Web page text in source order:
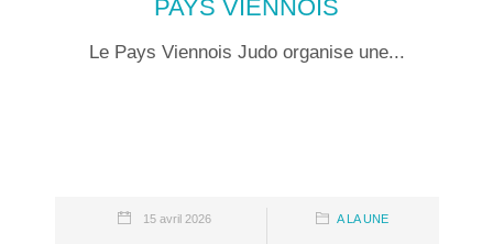
PAYS VIENNOIS
Le Pays Viennois Judo organise une...
15 avril 2026 A LA UNE